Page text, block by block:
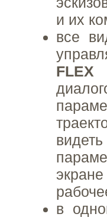
и их
все
в